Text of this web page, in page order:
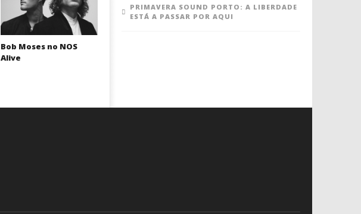
Bob Moses no NOS
Alive
PRIMAVERA SOUND PORTO: A LIBERDADE
ESTÁ A PASSAR POR AQUI